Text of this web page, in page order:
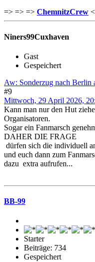
=> => => ChemnitzCrew
Niners99Cuxhaven
Gast
Gespeichert
Aw: Sonderzug nach Berlin
#9
Mittwoch, 29 April 2026,
Kann man nur den Hut
Organisatoren.
Sogar ein Fanmarsch
DAHER DIE FRAGE
dürfen sich die individuell
und euch dann zum
dazu extra aufrufen...
BB-99
Starter
Beiträge: 734
Gespeichert